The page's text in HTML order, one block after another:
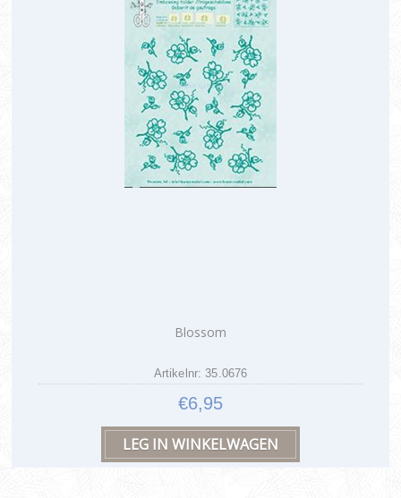
Blossom
Artikelnr: 35.0676
€6,95